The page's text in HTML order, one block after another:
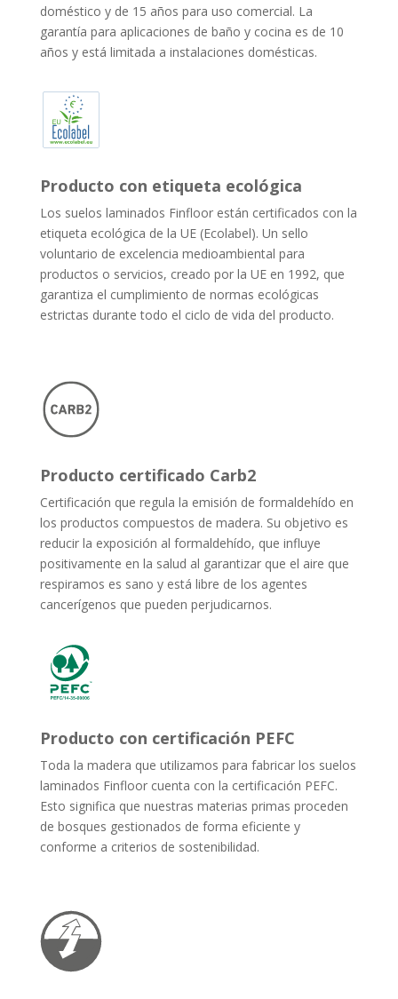
doméstico y de 15 años para uso comercial. La
garantía para aplicaciones de baño y cocina es de 10
años y está limitada a instalaciones domésticas.
Producto con etiqueta ecológica
Los suelos laminados Finfloor están certificados con la
etiqueta ecológica de la UE (Ecolabel). Un sello
voluntario de excelencia medioambiental para
productos o servicios, creado por la UE en 1992, que
garantiza el cumplimiento de normas ecológicas
estrictas durante todo el ciclo de vida del producto.
Producto certificado Carb2
Certificación que regula la emisión de formaldehído en
los productos compuestos de madera. Su objetivo es
reducir la exposición al formaldehído, que influye
positivamente en la salud al garantizar que el aire que
respiramos es sano y está libre de los agentes
cancerígenos que pueden perjudicarnos.
Producto con certificación PEFC
Toda la madera que utilizamos para fabricar los suelos
laminados Finfloor cuenta con la certificación PEFC.
Esto significa que nuestras materias primas proceden
de bosques gestionados de forma eficiente y
conforme a criterios de sostenibilidad.